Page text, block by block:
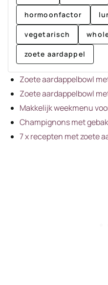
hormoonfactor
vegetarisch
zoete aardappel
Zoete aardappelbowl
Zoete aardappelbowl
Makkelijk weekmenu
Champignons met
7 x recepten met zoete